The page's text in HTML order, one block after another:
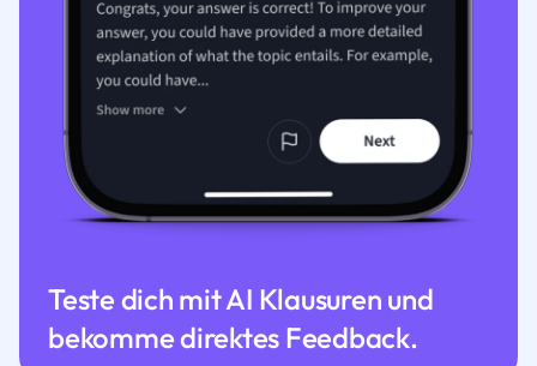
Teste dich mit AI Klausuren und
bekomme direktes Feedback.